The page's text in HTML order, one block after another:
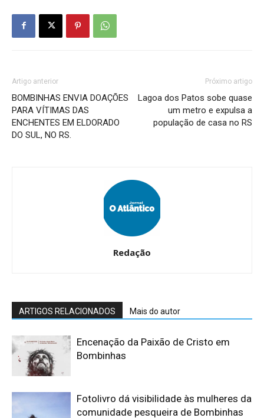
Artigo anterior
BOMBINHAS ENVIA DOAÇÕES
PARA VÍTIMAS DAS
ENCHENTES EM ELDORADO
DO SUL, NO RS.
Próximo artigo
Lagoa dos Patos sobe quase
um metro e expulsa a
população de casa no RS
Redação
ARTIGOS RELACIONADOS Mais do autor
Encenação da Paixão de Cristo em
Bombinhas
Fotolivro dá visibilidade às mulheres da
comunidade pesqueira de Bombinhas